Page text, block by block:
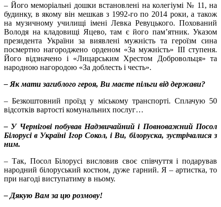
– Його меморіальні дошки встановлені на колегіумі № 11, на
будинку, в якому він мешкав з 1992-го по 2014 роки, а також
на музичному училищі імені Левка Ревуцького. Похований
Володя на кладовищі Яцево, там є його пам’ятник. Указом
президента України за виявлені мужність та героїзм сина
посмертно нагороджено орденом «За мужність» III ступеня.
Його відзначено і «Лицарським Хрестом Добровольця» та
народною нагородою «За доблесть і честь».
– Як мати загиблого героя, Ви маєте пільги від держави?
– Безкоштовний проїзд у міському транспорті. Сплачую 50
відсотків вартості комунальних послуг…
– У Чернігові побував Надзвичайний і Повноважний Посол
Білорусі в Україні Ігор Сокол, і Ви, білоруска, зустрічалися з
ним.
– Так, Посол Білорусі висловив своє співчуття і подарував
народний білоруський костюм, дуже гарний. Я – артистка, то
при нагоді виступатиму в ньому.
– Дякую Вам за цю розмову!